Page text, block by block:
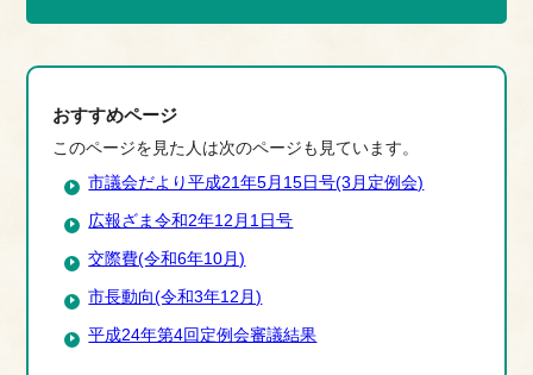
おすすめページ
このページを見た人は次のページも見ています。
市議会だより平成21年5月15日号(3月定例会)
広報ざま令和2年12月1日号
交際費(令和6年10月)
市長動向(令和3年12月)
平成24年第4回定例会審議結果